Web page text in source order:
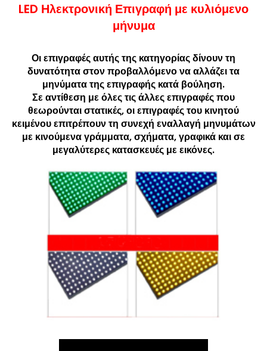
LED Ηλεκτρονική Επιγραφή με κυλιόμενο
μήνυμα
Οι επιγραφές αυτής της κατηγορίας δίνουν τη
δυνατότητα στον προβαλλόμενο να αλλάζει τα
μηνύματα της επιγραφής κατά βούληση.
Σε αντίθεση με όλες τις άλλες επιγραφές που
θεωρούνται στατικές, οι επιγραφές του κινητού
κειμένου επιτρέπουν τη συνεχή εναλλαγή μηνυμάτων
με κινούμενα γράμματα, σχήματα, γραφικά και σε
μεγαλύτερες κατασκευές με εικόνες.